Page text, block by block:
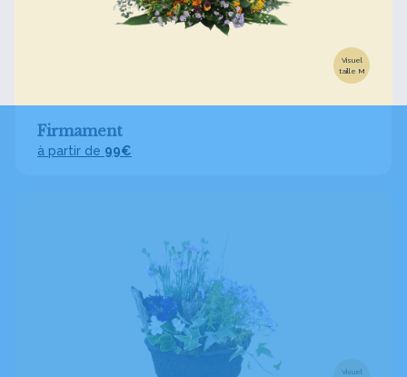
Visuel
taille M
Firmament
à partir de 99€
Visuel